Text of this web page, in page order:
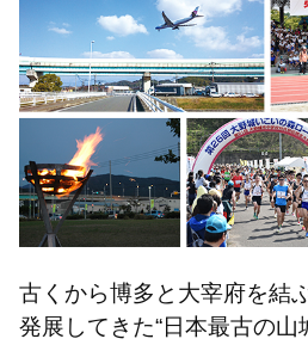
古くから博多と大宰府を結
発展してきた“日本最古の山